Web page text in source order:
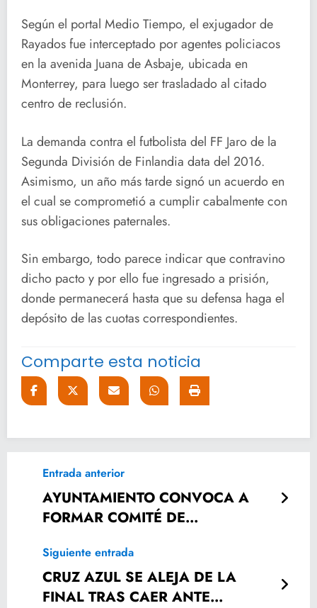
Según el portal Medio Tiempo, el exjugador de
Rayados fue interceptado por agentes policiacos
en la avenida Juana de Asbaje, ubicada en
Monterrey, para luego ser trasladado al citado
centro de reclusión.
La demanda contra el futbolista del FF Jaro de la
Segunda División de Finlandia data del 2016.
Asimismo, un año más tarde signó un acuerdo en
el cual se comprometió a cumplir cabalmente con
sus obligaciones paternales.
Sin embargo, todo parece indicar que contravino
dicho pacto y por ello fue ingresado a prisión,
donde permanecerá hasta que su defensa haga el
depósito de las cuotas correspondientes.
Comparte esta noticia
Entrada anterior
AYUNTAMIENTO CONVOCA A
FORMAR COMITÉ DE
Siguiente entrada
CRUZ AZUL SE ALEJA DE LA
FINAL TRAS CAER ANTE